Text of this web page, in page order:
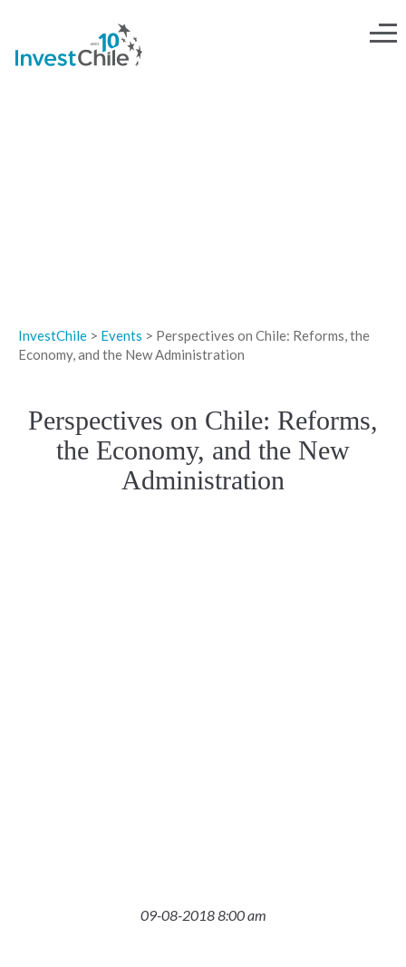
InvestChile > Events > Perspectives on Chile: Reforms, the
Economy, and the New Administration
Perspectives on Chile: Reforms,
the Economy, and the New
Administration
09-08-2018 8:00 am